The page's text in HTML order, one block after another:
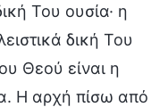
Του ουσία· η
δική Του
Θεού είναι η
Η αρχή πίσω από